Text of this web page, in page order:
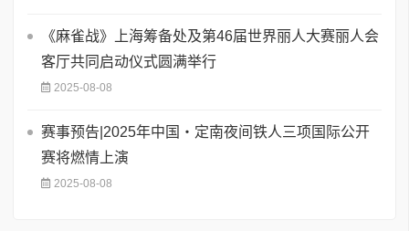
《麻雀战》上海筹备处及第46届世界丽人大赛丽人会
客厅共同启动仪式圆满举行
2025-08-08
赛事预告|2025年中国・定南夜间铁人三项国际公开
赛将燃情上演
2025-08-08